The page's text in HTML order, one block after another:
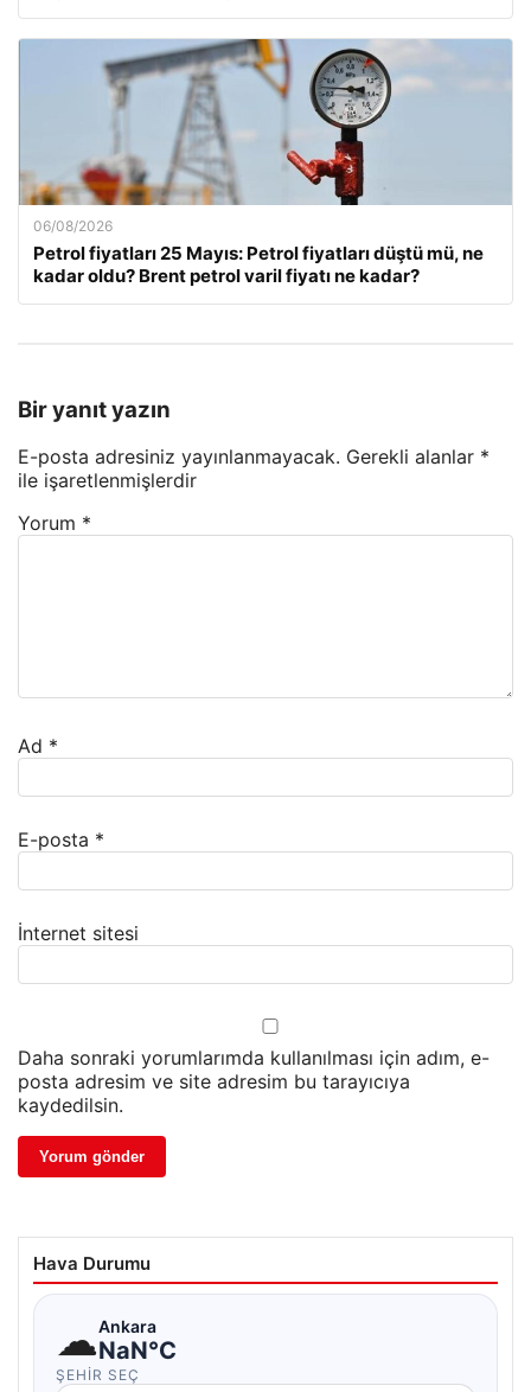
06/08/2026
Petrol fiyatları 25 Mayıs: Petrol fiyatları düştü mü, ne
kadar oldu? Brent petrol varil fiyatı ne kadar?
Bir yanıt yazın
E-posta adresiniz yayınlanmayacak. Gerekli alanlar *
ile işaretlenmişlerdir
Yorum *
Ad *
E-posta *
İnternet sitesi
Daha sonraki yorumlarımda kullanılması için adım, e-
posta adresim ve site adresim bu tarayıcıya
kaydedilsin.
Hava Durumu
☁Ankara
NaN°C
ŞEHIR SEÇ